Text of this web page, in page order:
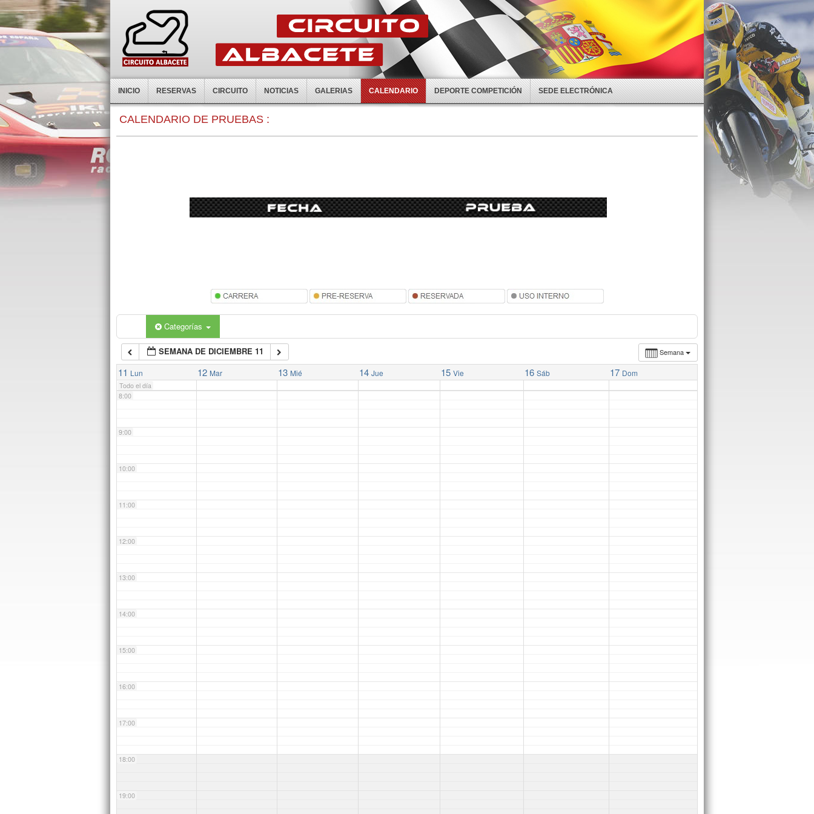
INICIO RESERVAS CIRCUITO NOTICIAS GALERIAS CALENDARIO DEPORTE COMPETICIÓN SEDE ELECTRÓNICA
CALENDARIO DE PRUEBAS :
Categorías
Semana
SEMANA DE DICIEMBRE 11
11 Lun 12 Mar 13 Mié 14 Jue 15 Vie 16 Sáb 17 Dom
Todo el día
0:00
7:00
8:00
9:00
10:00
11:00
12:00
13:00
14:00
15:00
16:00
17:00
18:00
19:00